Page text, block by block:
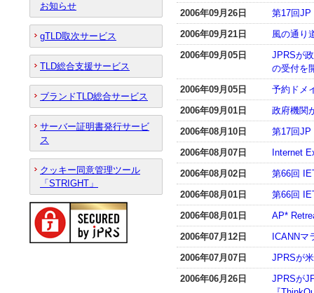
2006年09月26日
第17回JP
2006年09月21日
風の通り
2006年09月05日
JPRSが
の受付を
2006年09月05日
予約ドメ
2006年09月01日
政府機関
2006年08月10日
第17回JP
2006年08月07日
Internet
2006年08月02日
第66回
2006年08月01日
第66回
2006年08月01日
AP*
2006年07月12日
ICANN
2006年07月07日
JPRSが
2006年06月26日
JPRSが
お知らせ
gTLD取次サービス
TLD総合支援サービス
ブランドTLD総合サービス
サーバー証明書発行サービ
ス
クッキー同意管理ツール
「STRIGHT」